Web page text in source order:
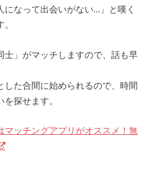
になって出会いがない…」と嘆く
士」がマッチしますので、話も早
した合間に始められるので、時間
探せます。
マッチングアプリがオススメ！無